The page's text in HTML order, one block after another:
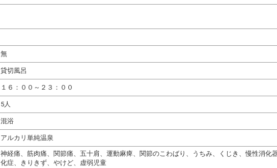
無
貸切風呂
１６：００～２３：００
5人
混浴
アルカリ単純温泉
神経痛、筋肉痛、関節痛、五十肩、運動麻痺、関節のこわばり、うちみ、くじき、慢性消化
化症、きりきず、やけど、虚弱児童